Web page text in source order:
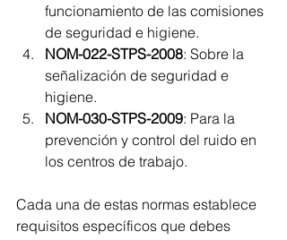
funcionamiento de las comisiones
de seguridad e higiene.
NOM-022-STPS-2008: Sobre la
señalización de seguridad e
higiene.
NOM-030-STPS-2009: Para la
prevención y control del ruido en
los centros de trabajo.
Cada una de estas normas establece
requisitos específicos que debes